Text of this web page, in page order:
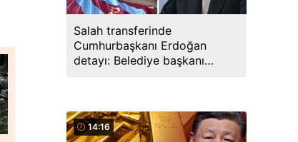
Salah transferinde
Cumhurbaşkanı Erdoğan
detayı: Belediye başkanı
14:16